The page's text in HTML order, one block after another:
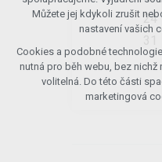
24
Více informací o cookies
Přijmout všechny
Odmítnout
Můžete jej kdykoli zrušit
nastavení vašich
Cookies a podobné
nutná pro běh webu, bez nichž
volitelná. Do této části
marketingová